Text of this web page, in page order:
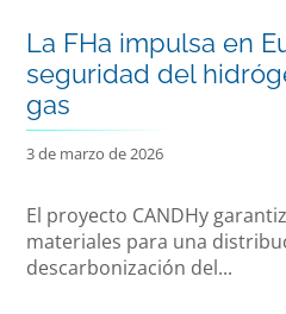
La FHa impulsa en
seguridad del
gas
3 de marzo de 2026
El proyecto CANDHy
materiales para una
descarbonización del...